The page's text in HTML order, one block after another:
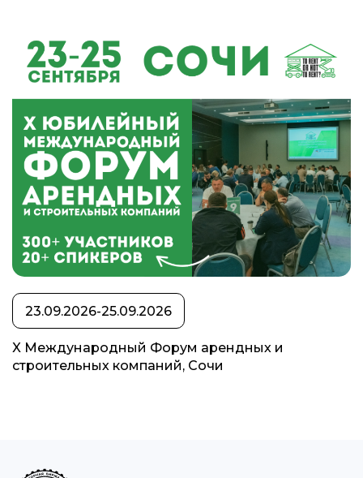
23.09.2026-25.09.2026
X Международный Форум арендных и
строительных компаний, Сочи